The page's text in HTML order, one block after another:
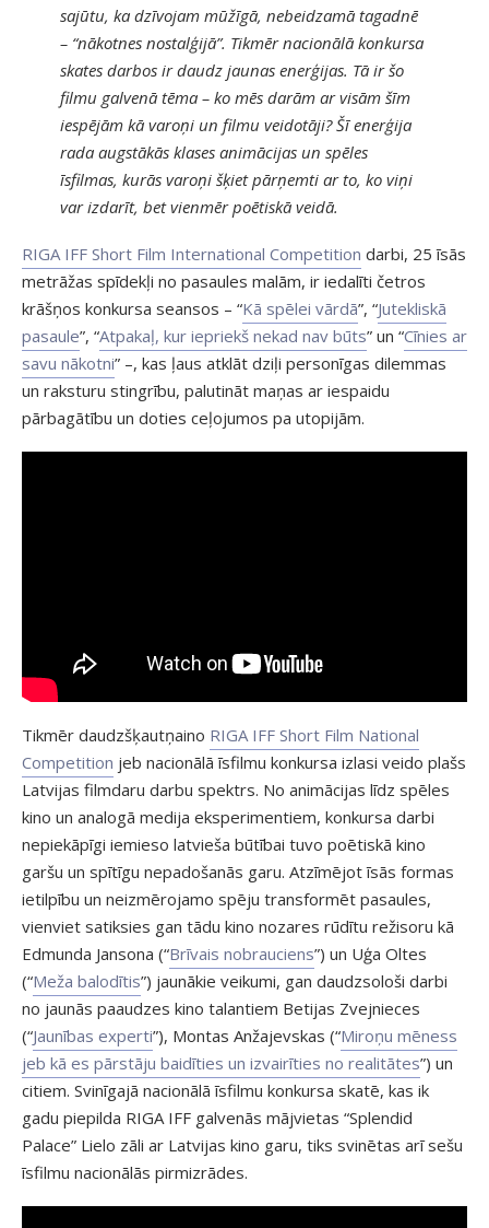
sajūtu, ka dzīvojam mūžīgā, nebeidzamā tagadnē
– “nākotnes nostalģijā”. Tikmēr nacionālā konkursa
skates darbos ir daudz jaunas enerģijas. Tā ir šo
filmu galvenā tēma – ko mēs darām ar visām šīm
iespējām kā varoņi un filmu veidotāji? Šī enerģija
rada augstākās klases animācijas un spēles
īsfilmas, kurās varoņi šķiet pārņemti ar to, ko viņi
var izdarīt, bet vienmēr poētiskā veidā.
RIGA IFF Short Film International Competition darbi, 25 īsās
metrāžas spīdekļi no pasaules malām, ir iedalīti četros
krāšņos konkursa seansos – “Kā spēlei vārdā”, “Jutekliskā
pasaule”, “Atpakaļ, kur iepriekš nekad nav būts” un “Cīnies ar
savu nākotni” –, kas ļaus atklāt dziļi personīgas dilemmas
un raksturu stingrību, palutināt maņas ar iespaidu
pārbagātību un doties ceļojumos pa utopijām.
Tikmēr daudzšķautņaino RIGA IFF Short Film National
Competition jeb nacionālā īsfilmu konkursa izlasi veido plašs
Latvijas filmdaru darbu spektrs. No animācijas līdz spēles
kino un analogā medija eksperimentiem, konkursa darbi
nepiekāpīgi iemieso latvieša būtībai tuvo poētiskā kino
garšu un spītīgu nepadošanās garu. Atzīmējot īsās formas
ietilpību un neizmērojamo spēju transformēt pasaules,
vienviet satiksies gan tādu kino nozares rūdītu režisoru kā
Edmunda Jansona (“Brīvais nobrauciens”) un Uģa Oltes
(“Meža balodītis”) jaunākie veikumi, gan daudzsološi darbi
no jaunās paaudzes kino talantiem Betijas Zvejnieces
(“Jaunības experti”), Montas Anžajevskas (“Miroņu mēness
jeb kā es pārstāju baidīties un izvairīties no realitātes”) un
citiem. Svinīgajā nacionālā īsfilmu konkursa skatē, kas ik
gadu piepilda RIGA IFF galvenās mājvietas “Splendid
Palace” Lielo zāli ar Latvijas kino garu, tiks svinētas arī sešu
īsfilmu nacionālās pirmizrādes.